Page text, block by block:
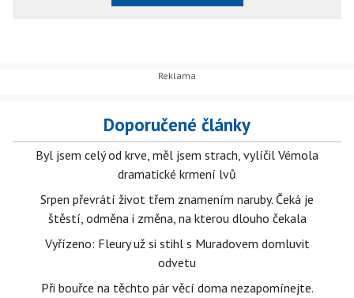
Doporučené články
Byl jsem celý od krve, měl jsem strach, vylíčil Vémola
dramatické krmení lvů
Srpen převrátí život třem znamením naruby. Čeká je
štěstí, odměna i změna, na kterou dlouho čekala
Vyřízeno: Fleury už si stihl s Muradovem domluvit
odvetu
Při bouřce na těchto pár věcí doma nezapomínejte.